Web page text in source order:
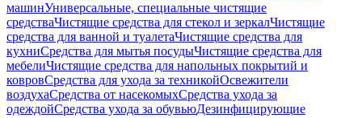
машинУниверсальные, специальные чистящие
средстваЧистящие средства для стекол и зеркалЧистящие
средства для ванной и туалетаЧистящие средства для
кухниСредства для мытья посудыЧистящие средства для
мебелиЧистящие средства для напольных покрытий и
ковровСредства для ухода за техникойОсвежители
воздухаСредства от насекомыхСредства ухода за
одеждойСредства ухода за обувьюДезинфицирующие